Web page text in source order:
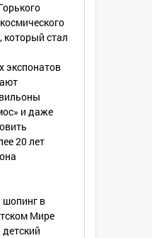
который стал
экспонатов
и даже
20 лет
шопинг в
Мире